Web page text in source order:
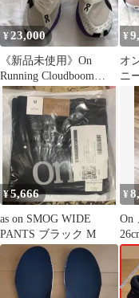
¥23,000
《新品未使用》On
Running Cloudboom
Strike スニーカー
¥
オ
ニ
ド
¥5,666
as on SMOG WIDE
PANTS ブラック M
¥
On